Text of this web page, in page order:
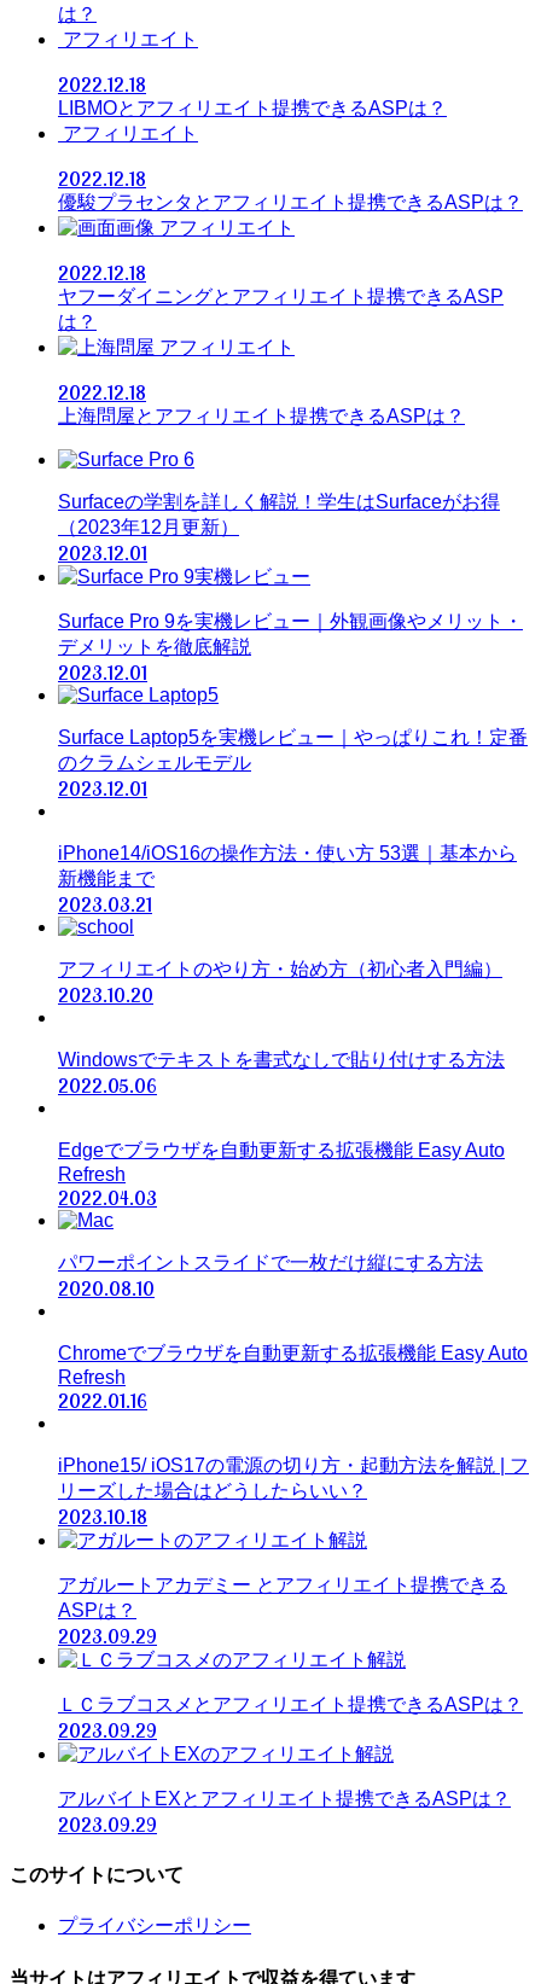
は？
アフィリエイト
2022.12.18
LIBMOとアフィリエイト提携できるASPは？
アフィリエイト
2022.12.18
優駿プラセンタとアフィリエイト提携できるASPは？
アフィリエイト
2022.12.18
ヤフーダイニングとアフィリエイト提携できるASP
は？
アフィリエイト
2022.12.18
上海問屋とアフィリエイト提携できるASPは？
Surfaceの学割を詳しく解説！学生はSurfaceがお得
（2023年12月更新）
2023.12.01
Surface Pro 9を実機レビュー｜外観画像やメリット・
デメリットを徹底解説
2023.12.01
Surface Laptop5を実機レビュー｜やっぱりこれ！定番
のクラムシェルモデル
2023.12.01
iPhone14/iOS16の操作方法・使い方 53選｜基本から
新機能まで
2023.03.21
アフィリエイトのやり方・始め方（初心者入門編）
2023.10.20
Windowsでテキストを書式なしで貼り付けする方法
2022.05.06
Edgeでブラウザを自動更新する拡張機能 Easy Auto
Refresh
2022.04.03
パワーポイントスライドで一枚だけ縦にする方法
2020.08.10
Chromeでブラウザを自動更新する拡張機能 Easy Auto
Refresh
2022.01.16
iPhone15/ iOS17の電源の切り方・起動方法を解説 | フ
リーズした場合はどうしたらいい？
2023.10.18
アガルートアカデミー とアフィリエイト提携できる
ASPは？
2023.09.29
ＬＣラブコスメとアフィリエイト提携できるASPは？
2023.09.29
アルバイトEXとアフィリエイト提携できるASPは？
2023.09.29
このサイトについて
プライバシーポリシー
当サイトはアフィリエイトで収益を得ています